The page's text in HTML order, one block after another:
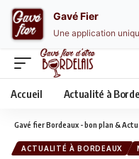
Accueil Actualité à
Gavé fier Bordeaux - bon plan &
ACTUALITÉ À BORDEAUX
Gavé Fier
Une application